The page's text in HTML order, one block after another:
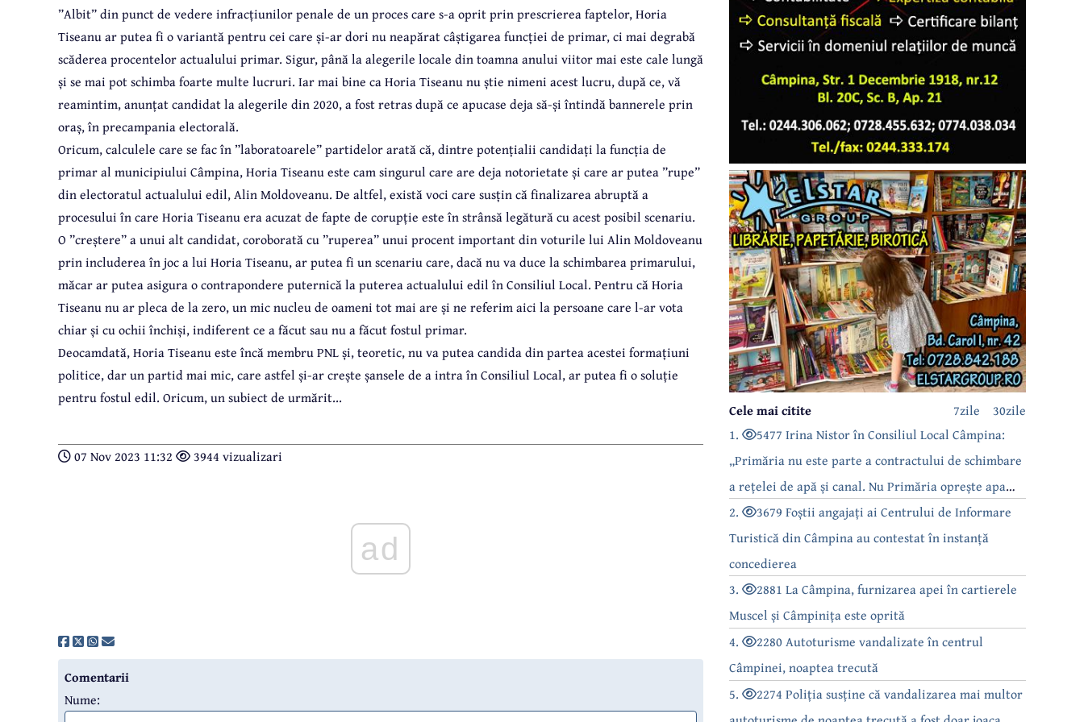
”Albit” din punct de vedere infracțiunilor penale de un proces care s-a oprit prin prescrierea faptelor, Horia
Tiseanu ar putea fi o variantă pentru cei care și-ar dori nu neapărat câștigarea funcției de primar, ci mai degrabă
scăderea procentelor actualului primar. Sigur, până la alegerile locale din toamna anului viitor mai este cale lungă
și se mai pot schimba foarte multe lucruri. Iar mai bine ca Horia Tiseanu nu știe nimeni acest lucru, după ce, vă
reamintim, anunțat candidat la alegerile din 2020, a fost retras după ce apucase deja să-și întindă bannerele prin
oraș, în precampania electorală.
Oricum, calculele care se fac în ”laboratoarele” partidelor arată că, dintre potențialii candidați la funcția de
primar al municipiului Câmpina, Horia Tiseanu este cam singurul care are deja notorietate și care ar putea ”rupe”
din electoratul actualului edil, Alin Moldoveanu. De altfel, există voci care susțin că finalizarea abruptă a
procesului în care Horia Tiseanu era acuzat de fapte de corupție este în strânsă legătură cu acest posibil scenariu.
O ”creștere” a unui alt candidat, coroborată cu ”ruperea” unui procent important din voturile lui Alin Moldoveanu
prin includerea în joc a lui Horia Tiseanu, ar putea fi un scenariu care, dacă nu va duce la schimbarea primarului,
măcar ar putea asigura o contrapondere puternică la puterea actualului edil în Consiliul Local. Pentru că Horia
Tiseanu nu ar pleca de la zero, un mic nucleu de oameni tot mai are și ne referim aici la persoane care l-ar vota
chiar și cu ochii închiși, indiferent ce a făcut sau nu a făcut fostul primar.
Deocamdată, Horia Tiseanu este încă membru PNL și, teoretic, nu va putea candida din partea acestei formațiuni
politice, dar un partid mai mic, care astfel și-ar crește șansele de a intra în Consiliul Local, ar putea fi o soluție
pentru fostul edil. Oricum, un subiect de urmărit...
07 Nov 2023 11:32 3944 vizualizari
ad
Comentarii
Nume:
30zile
7zile
Cele mai citite
1.
5477 Irina Nistor în Consiliul Local Câmpina:
„Primăria nu este parte a contractului de schimbare
a rețelei de apă și canal. Nu Primăria oprește apa
câmpinenilor!”
2.
3679 Foștii angajați ai Centrului de Informare
Turistică din Câmpina au contestat în instanță
concedierea
3.
2881 La Câmpina, furnizarea apei în cartierele
Muscel și Câmpinița este oprită
4.
2280 Autoturisme vandalizate în centrul
Câmpinei, noaptea trecută
5.
2274 Poliția susține că vandalizarea mai multor